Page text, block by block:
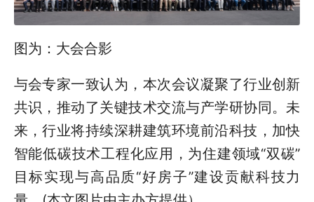
图为：大会合影
与会专家一致认为，本次会议凝聚了行业创新
共识，推动了关键技术交流与产学研协同。未
来，行业将持续深耕建筑环境前沿科技，加快
智能低碳技术工程化应用，为住建领域“双碳”
目标实现与高品质“好房子”建设贡献科技力